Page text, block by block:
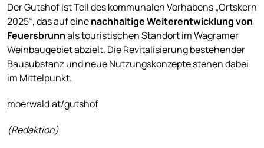
Der Gutshof ist Teil des kommunalen Vorhabens „Ortskern
2025“, das auf einenachhaltige Weiterentwicklung von
Feuersbrunnals touristischen Standort im Wagramer
Weinbaugebiet abzielt. Die Revitalisierung bestehender
Bausubstanz und neue Nutzungskonzepte stehen dabei
im Mittelpunkt.
moerwald.at/gutshof
(Redaktion)